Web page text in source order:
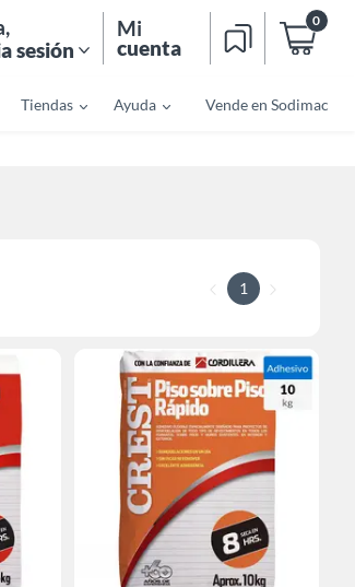
,
sesión
Mi
cuenta
0
Tiendas Ayuda Vende en Sodimac
1